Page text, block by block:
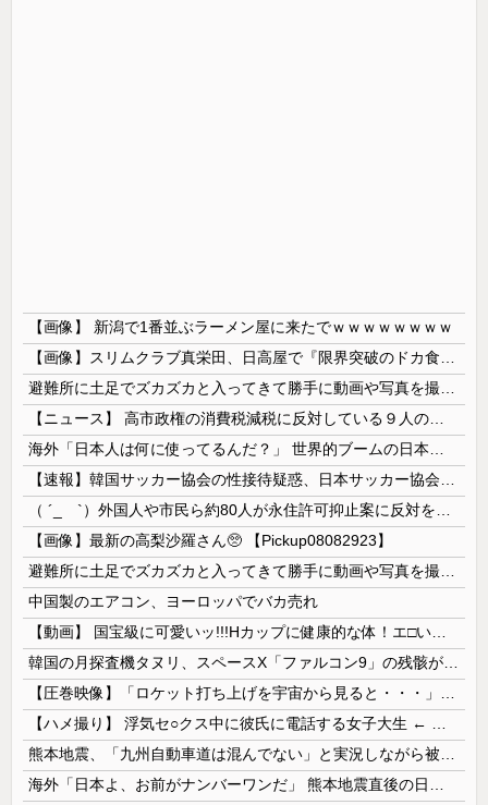
【画像】 新潟で1番並ぶラーメン屋に来たでｗｗｗｗｗｗｗｗ
【画像】最新の高梨沙羅さん🥺 【Pickup08082923】
中国製のエアコン、ヨーロッパでバカ売れ